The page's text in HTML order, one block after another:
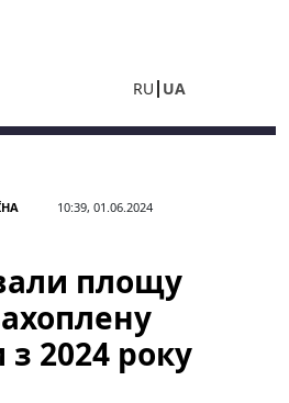
RU UA
10:39, 01.06.2024
площу
2024 року